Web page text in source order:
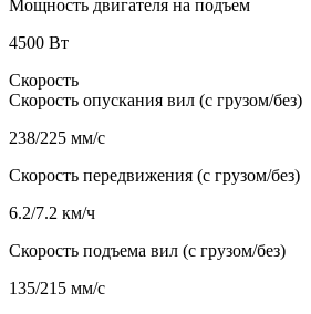
Мощность двигателя на подъем
4500 Вт
Скорость
Скорость опускания вил (с грузом/без)
238/225 мм/с
Скорость передвижения (с грузом/без)
6.2/7.2 км/ч
Скорость подъема вил (с грузом/без)
135/215 мм/с